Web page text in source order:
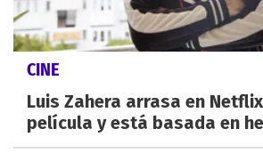
CINE
Luis Zahera arrasa en
película y está basada en